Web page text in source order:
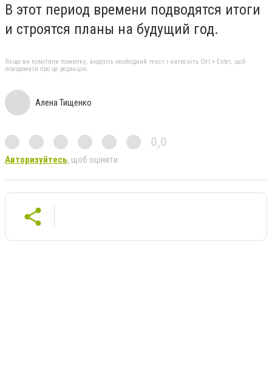
В этот период времени подводятся итоги
и строятся планы на будущий год.
Якщо ви помітили помилку, виділіть необхідний текст і натисніть Ctrl + Enter, щоб
повідомити про це редакцію
Алена Тищенко
0,0
Авторизуйтесь, щоб оцінити